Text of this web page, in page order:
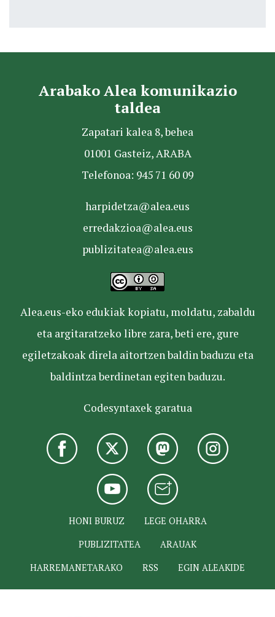
Arabako Alea komunikazio
taldea
Zapatari kalea 8, behea
01001 Gasteiz, ARABA
Telefonoa: 945 71 60 09
harpidetza@alea.eus
erredakzioa@alea.eus
publizitatea@alea.eus
Alea.eus-eko edukiak kopiatu, moldatu, zabaldu
eta argitaratzeko libre zara, beti ere, gure
egiletzakoak direla aitortzen baldin baduzu eta
baldintza berdinetan egiten baduzu.
Codesyntaxek garatua
HONI BURUZ
LEGE OHARRA
PUBLIZITATEA
ARAUAK
HARREMANETARAKO
RSS EGIN ALEAKIDE